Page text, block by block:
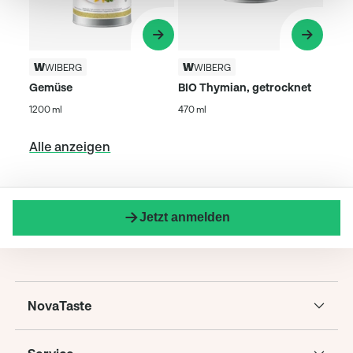
WIBERG
Gemüse
1200 ml
WIBERG
BIO Thymian, getrocknet
470 ml
Alle anzeigen
Jetzt anmelden
NovaTaste